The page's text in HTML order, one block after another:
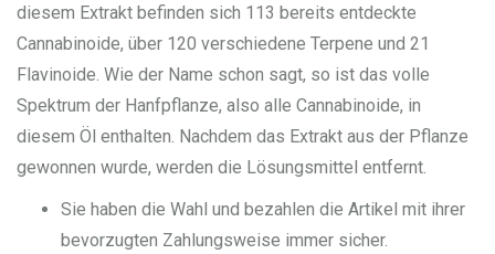
diesem Extrakt befinden sich 113 bereits entdeckte
Cannabinoide, über 120 verschiedene Terpene und 21
Flavinoide. Wie der Name schon sagt, so ist das volle
Spektrum der Hanfpflanze, also alle Cannabinoide, in
diesem Öl enthalten. Nachdem das Extrakt aus der Pflanze
gewonnen wurde, werden die Lösungsmittel entfernt.
Sie haben die Wahl und bezahlen die Artikel mit ihrer
bevorzugten Zahlungsweise immer sicher.